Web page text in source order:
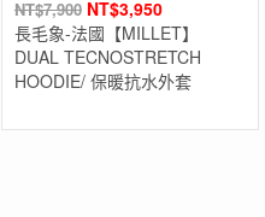
NT$7,900 NT$3,950
長毛象-法國【MILLET】
DUAL TECNOSTRETCH
HOODIE/ 保暖抗水外套